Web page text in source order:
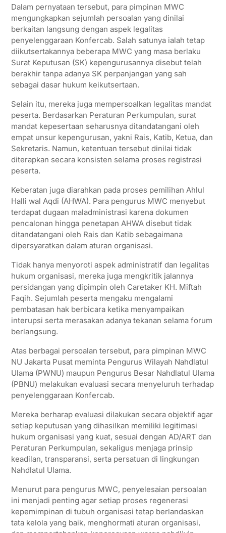
Dalam pernyataan tersebut, para pimpinan MWC
mengungkapkan sejumlah persoalan yang dinilai
berkaitan langsung dengan aspek legalitas
penyelenggaraan Konfercab. Salah satunya ialah tetap
diikutsertakannya beberapa MWC yang masa berlaku
Surat Keputusan (SK) kepengurusannya disebut telah
berakhir tanpa adanya SK perpanjangan yang sah
sebagai dasar hukum keikutsertaan.
Selain itu, mereka juga mempersoalkan legalitas mandat
peserta. Berdasarkan Peraturan Perkumpulan, surat
mandat kepesertaan seharusnya ditandatangani oleh
empat unsur kepengurusan, yakni Rais, Katib, Ketua, dan
Sekretaris. Namun, ketentuan tersebut dinilai tidak
diterapkan secara konsisten selama proses registrasi
peserta.
Keberatan juga diarahkan pada proses pemilihan Ahlul
Halli wal Aqdi (AHWA). Para pengurus MWC menyebut
terdapat dugaan maladministrasi karena dokumen
pencalonan hingga penetapan AHWA disebut tidak
ditandatangani oleh Rais dan Katib sebagaimana
dipersyaratkan dalam aturan organisasi.
Tidak hanya menyoroti aspek administratif dan legalitas
hukum organisasi, mereka juga mengkritik jalannya
persidangan yang dipimpin oleh Caretaker KH. Miftah
Faqih. Sejumlah peserta mengaku mengalami
pembatasan hak berbicara ketika menyampaikan
interupsi serta merasakan adanya tekanan selama forum
berlangsung.
Atas berbagai persoalan tersebut, para pimpinan MWC
NU Jakarta Pusat meminta Pengurus Wilayah Nahdlatul
Ulama (PWNU) maupun Pengurus Besar Nahdlatul Ulama
(PBNU) melakukan evaluasi secara menyeluruh terhadap
penyelenggaraan Konfercab.
Mereka berharap evaluasi dilakukan secara objektif agar
setiap keputusan yang dihasilkan memiliki legitimasi
hukum organisasi yang kuat, sesuai dengan AD/ART dan
Peraturan Perkumpulan, sekaligus menjaga prinsip
keadilan, transparansi, serta persatuan di lingkungan
Nahdlatul Ulama.
Menurut para pengurus MWC, penyelesaian persoalan
ini menjadi penting agar setiap proses regenerasi
kepemimpinan di tubuh organisasi tetap berlandaskan
tata kelola yang baik, menghormati aturan organisasi,